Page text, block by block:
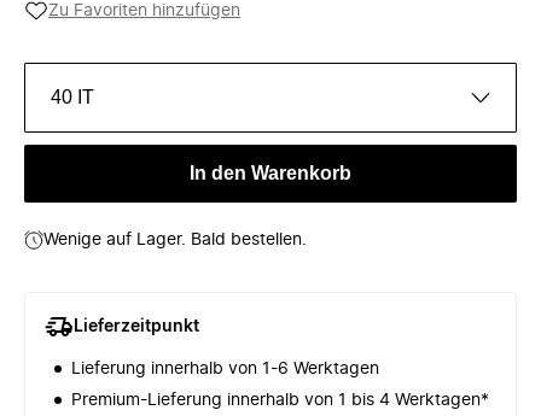
Zu Favoriten hinzufügen
40 IT
In den Warenkorb
Wenige auf Lager. Bald bestellen.
Lieferzeitpunkt
Lieferung innerhalb von 1-6 Werktagen
Premium-Lieferung innerhalb von 1 bis 4 Werktagen*